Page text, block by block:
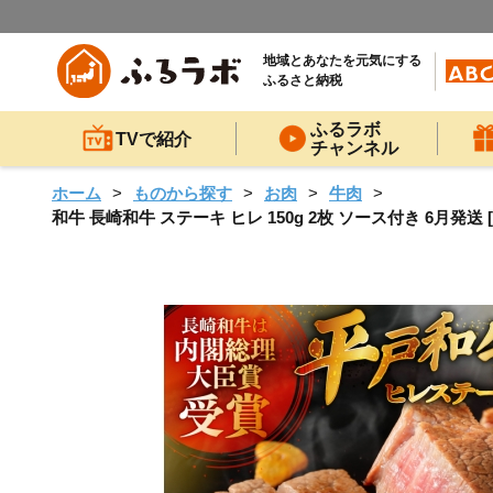
地域とあなたを元気にする
ふるさと納税
TVで紹介
ふるラボ
チャンネル
ホーム ものから探す お肉
牛肉
和牛 長崎和牛 ステーキ ヒレ 150g 2枚 ソース付き 6月発